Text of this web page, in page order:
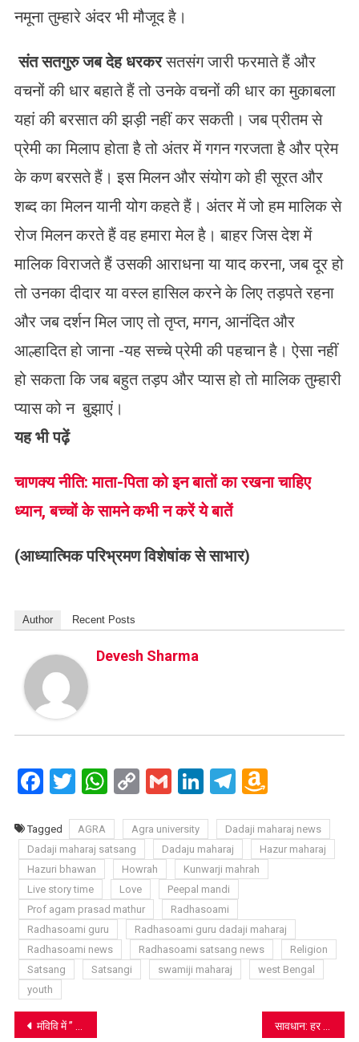
नमूना तुम्हारे अंदर भी मौजूद है।
संत सतगुरु जब देह धरकरसतसंग जारी फरमाते हैं और
वचनों की धार बहाते हैं तो उनके वचनों की धार का मुकाबला
यहां की बरसात की झड़ी नहीं कर सकती। जब प्रीतम से
प्रेमी का मिलाप होता है तो अंतर में गगन गरजता है और प्रेम
के कण बरसते हैं। इस मिलन और संयोग को ही सूरत और
शब्द का मिलन यानी योग कहते हैं। अंतर में जो हम मालिक से
रोज मिलन करते हैं वह हमारा मेल है। बाहर जिस देश में
मालिक विराजते हैं उसकी आराधना या याद करना, जब दूर हो
तो उनका दीदार या वस्ल हासिल करने के लिए तड़पते रहना
और जब दर्शन मिल जाए तो तृप्त, मगन, आनंदित और
आल्हादित हो जाना -यह सच्चे प्रेमी की पहचान है। ऐसा नहीं
हो सकता कि जब बहुत तड़प और प्यास हो तो मालिक तुम्हारी
प्यास को न बुझाएं।
यह भी पढ़ें
चाणक्य नीति: माता-पिता को इन बातों का रखना चाहिए
ध्यान, बच्चों के सामने कभी न करें ये बातें
(आध्यात्मिक परिभ्रमण विशेषांक से साभार)
Author Recent Posts
Devesh Sharma
Facebook
Twitter
WhatsApp
CopyGmailLinkedIn
Telegram
Amazon
List
Tagged AGRA Agra university
Dadaji maharaj news
Dadaji maharaj satsang
Dadaju maharaj
Hazur maharaj
Hazuri bhawan
Howrah
Kunwarji mahrah
Live story time
Love
Peepal mandi
Prof agam prasad mathur
Radhasoami
Radhasoami guru
Radhasoami guru dadaji maharaj
Radhasoami news
Radhasoami satsang news
Religion
Satsang
Satsangi swamiji maharaj
west Bengal
youth
Post
मंविवि में ” How to make the most out of the lockdown ” पर वेबिनार आयोजित